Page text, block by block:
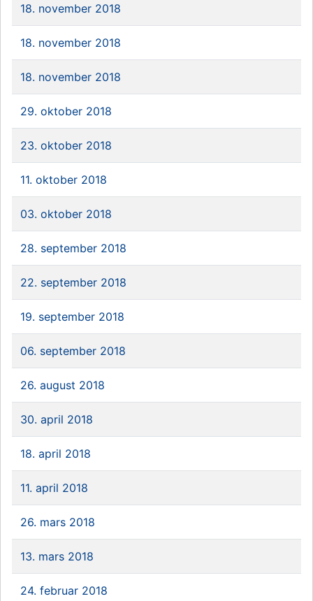
18. november 2018
18. november 2018
18. november 2018
29. oktober 2018
23. oktober 2018
11. oktober 2018
03. oktober 2018
28. september 2018
22. september 2018
19. september 2018
06. september 2018
26. august 2018
30. april 2018
18. april 2018
11. april 2018
26. mars 2018
13. mars 2018
24. februar 2018